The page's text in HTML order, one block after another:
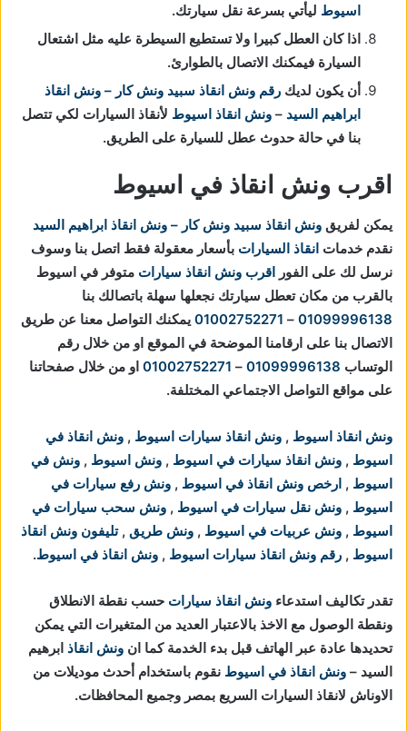
اسيوط ليأتي بسرعة نقل سيارتك.
اذا كان العطل كبيرا ولا تستطيع السيطرة عليه مثل اشتعال
السيارة فيمكنك الاتصال بالطوارئ.
أن يكون لديك رقم ونش انقاذ سبيد ونش كار – ونش انقاذ
ابراهيم السيد – ونش انقاذ اسيوط لأنقاذ السيارات لكي تتصل
بنا في حالة حدوث عطل للسيارة على الطريق.
اقرب ونش انقاذ في اسيوط
يمكن لفريق ونش انقاذ سبيد ونش كار – ونش انقاذ ابراهيم السيد
نقدم خدمات انقاذ السيارات بأسعار معقولة فقط اتصل بنا وسوف
نرسل لك على الفور
اقرب ونش انقاذ سيارات متوفر في اسيوط
بالقرب من مكان تعطل سيارتك نجعلها سهلة باتصالك بنا
01099996138
–
01002752271 يمكنك التواصل معنا عن طريق
الاتصال بنا على ارقامنا الموضحة في الموقع او من خلال رقم
الوتساب 01099996138
–
01002752271 او من خلال صفحاتنا
على مواقع التواصل الاجتماعي المختلفة.
ونش انقاذ اسيوط , ونش انقاذ سيارات اسيوط , ونش انقاذ في
اسيوط , ونش انقاذ سيارات في اسيوط , ونش اسيوط , ونش في
اسيوط , ارخص ونش انقاذ في اسيوط , ونش رفع سيارات في
اسيوط , ونش نقل سيارات في اسيوط , ونش سحب سيارات في
اسيوط , ونش عربيات في اسيوط , ونش طريق ,تليفون ونش انقاذ
اسيوط , رقم ونش انقاذ سيارات اسيوط , ونش انقاذ في اسيوط.
تقدر تكاليف استدعاء ونش انقاذ سيارات حسب نقطة الانطلاق
ونقطة الوصول مع الاخذ بالاعتبار العديد من المتغيرات التي يمكن
تحديدها عادة عبر الهاتف قبل بدء الخدمة كما ان ونش انقاذ ابرهيم
السيد – ونش انقاذ في اسيوط نقوم باستخدام أحدث موديلات من
الاوناش لانقاذ السيارات السريع بمصر وجميع المحافظات.